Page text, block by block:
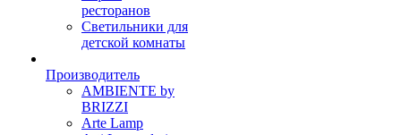
ресторанов
Светильники для
детской комнаты
Производитель
AMBIENTE by
BRIZZI
Arte Lamp